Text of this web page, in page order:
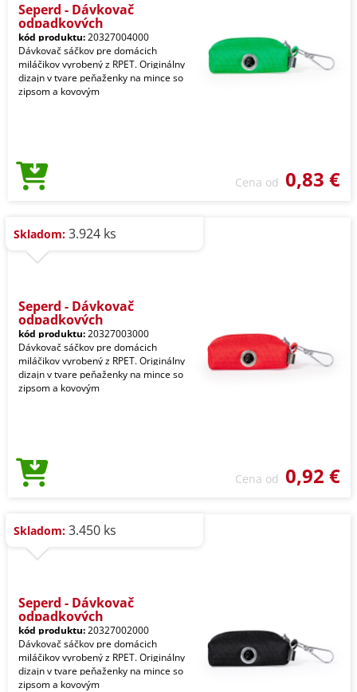
Seperd - Dávkovač
odpadkových
kód produktu:20327004000
Dávkovač sáčkov pre domácich
miláčikov vyrobený z RPET. Originálny
dizajn v tvare peňaženky na mince so
zipsom a kovovým
Cena od 0,83 €
Skladom: 3.924 ks
Seperd - Dávkovač
odpadkových
kód produktu:20327003000
Dávkovač sáčkov pre domácich
miláčikov vyrobený z RPET. Originálny
dizajn v tvare peňaženky na mince so
zipsom a kovovým
Cena od 0,92 €
Skladom: 3.450 ks
Seperd - Dávkovač
odpadkových
kód produktu:20327002000
Dávkovač sáčkov pre domácich
miláčikov vyrobený z RPET. Originálny
dizajn v tvare peňaženky na mince so
zipsom a kovovým